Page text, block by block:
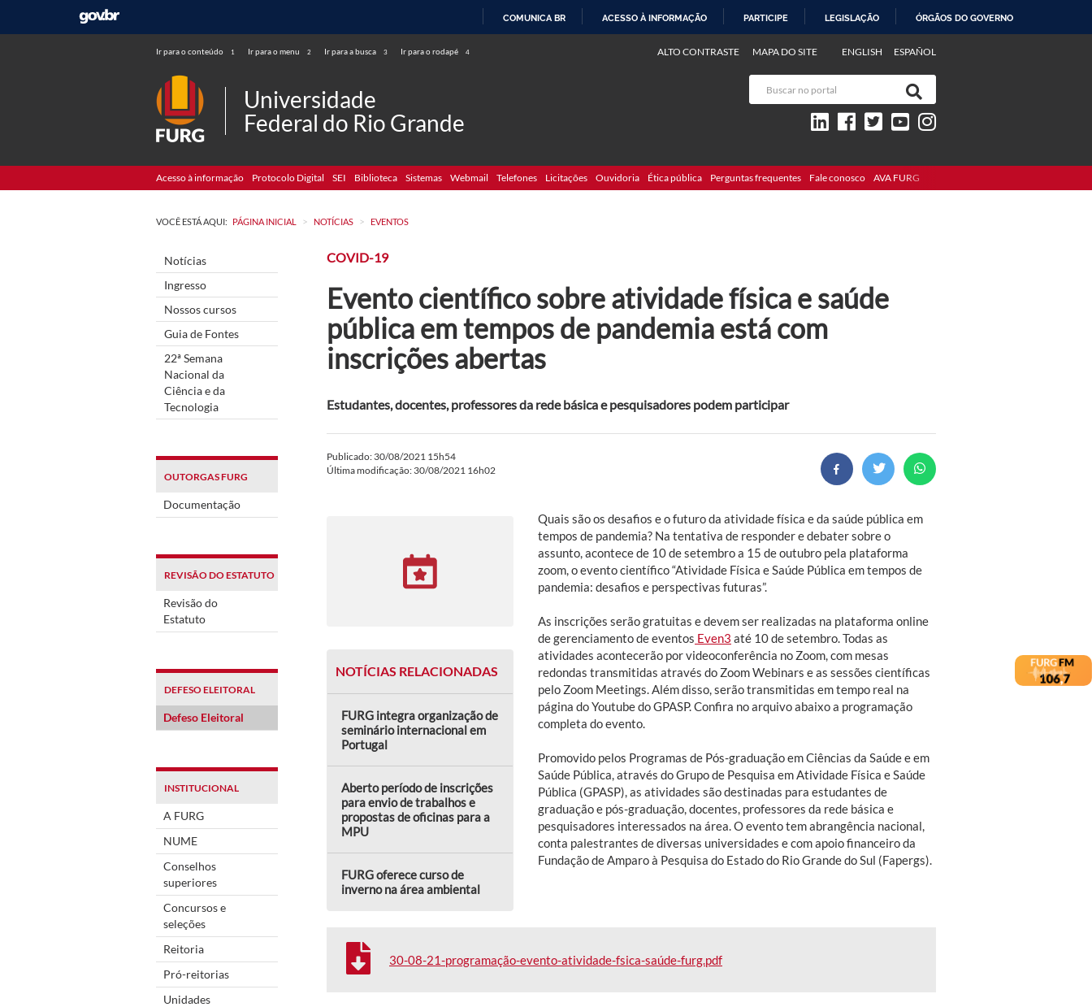
COMUNICA BR ACESSO À INFORMAÇÃO PARTICIPE LEGISLAÇÃO ÓRGÃOS DO GOVERNO
Ir para o conteúdo 1 Ir para o menu 2 Ir para a busca 3 Ir para o rodapé 4 ENGLISH ESPAÑOL
ALTO CONTRASTE MAPA DO SITE
Universidade
Federal do Rio Grande
Acesso à informação Protocolo Digital SEI Biblioteca Sistemas Webmail Telefones Licitações Ouvidoria Ética pública Perguntas frequentes Fale conosco AVA FURG
VOCÊ ESTÁ AQUI: PÁGINA INICIAL > NOTÍCIAS > EVENTOS
Notícias
Ingresso
Nossos cursos
Guia de Fontes
22ª Semana
Nacional da
Ciência e da
Tecnologia
OUTORGAS FURG
Documentação
REVISÃO DO ESTATUTO
Revisão do
Estatuto
DEFESO ELEITORAL
Defeso Eleitoral
INSTITUCIONAL
A FURG
NUME
Conselhos
superiores
Concursos e
seleções
Reitoria
Pró-reitorias
Unidades
COVID-19
Evento científico sobre atividade física e saúde
pública em tempos de pandemia está com
inscrições abertas
Estudantes, docentes, professores da rede básica e pesquisadores podem participar
Publicado: 30/08/2021 15h54
Última modificação: 30/08/2021 16h02
Quais são os desafios e o futuro da atividade física e da saúde pública em
tempos de pandemia? Na tentativa de responder e debater sobre o
assunto, acontece de 10 de setembro a 15 de outubro pela plataforma
zoom, o evento científico “Atividade Física e Saúde Pública em tempos de
pandemia: desafios e perspectivas futuras”.
NOTÍCIAS RELACIONADAS
FURG integra organização de
seminário internacional em
Portugal
Aberto período de inscrições
para envio de trabalhos e
propostas de oficinas para a
MPU
FURG oferece curso de
inverno na área ambiental
As inscrições serão gratuitas e devem ser realizadas na plataforma online
de gerenciamento de eventos Even3 até 10 de setembro. Todas as
atividades acontecerão por videoconferência no Zoom, com mesas
redondas transmitidas através do Zoom Webinars e as sessões científicas
pelo Zoom Meetings. Além disso, serão transmitidas em tempo real na
página do Youtube do GPASP. Confira no arquivo abaixo a programação
completa do evento.
Promovido pelos Programas de Pós-graduação em Ciências da Saúde e em
Saúde Pública, através do Grupo de Pesquisa em Atividade Física e Saúde
Pública (GPASP), as atividades são destinadas para estudantes de
graduação e pós-graduação, docentes, professores da rede básica e
pesquisadores interessados na área. O evento tem abrangência nacional,
conta palestrantes de diversas universidades e com apoio financeiro da
Fundação de Amparo à Pesquisa do Estado do Rio Grande do Sul (Fapergs).
30-08-21-programação-evento-atividade-fsica-saúde-furg.pdf